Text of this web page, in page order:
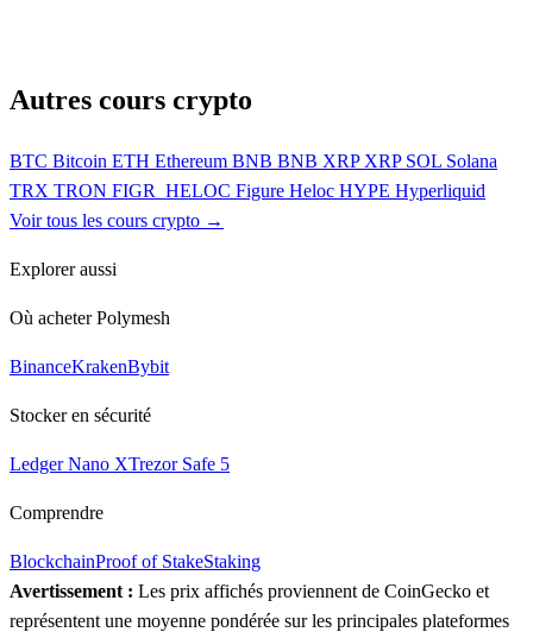
Autres cours crypto
BTC Bitcoin ETH Ethereum BNB BNB XRP XRP SOL Solana
TRX TRON FIGR_HELOC Figure Heloc HYPE Hyperliquid
Voir tous les cours crypto →
Explorer aussi
Où acheter Polymesh
BinanceKrakenBybit
Stocker en sécurité
Ledger Nano XTrezor Safe 5
Comprendre
BlockchainProof of StakeStaking
Avertissement : Les prix affichés proviennent de CoinGecko et
représentent une moyenne pondérée sur les principales plateformes